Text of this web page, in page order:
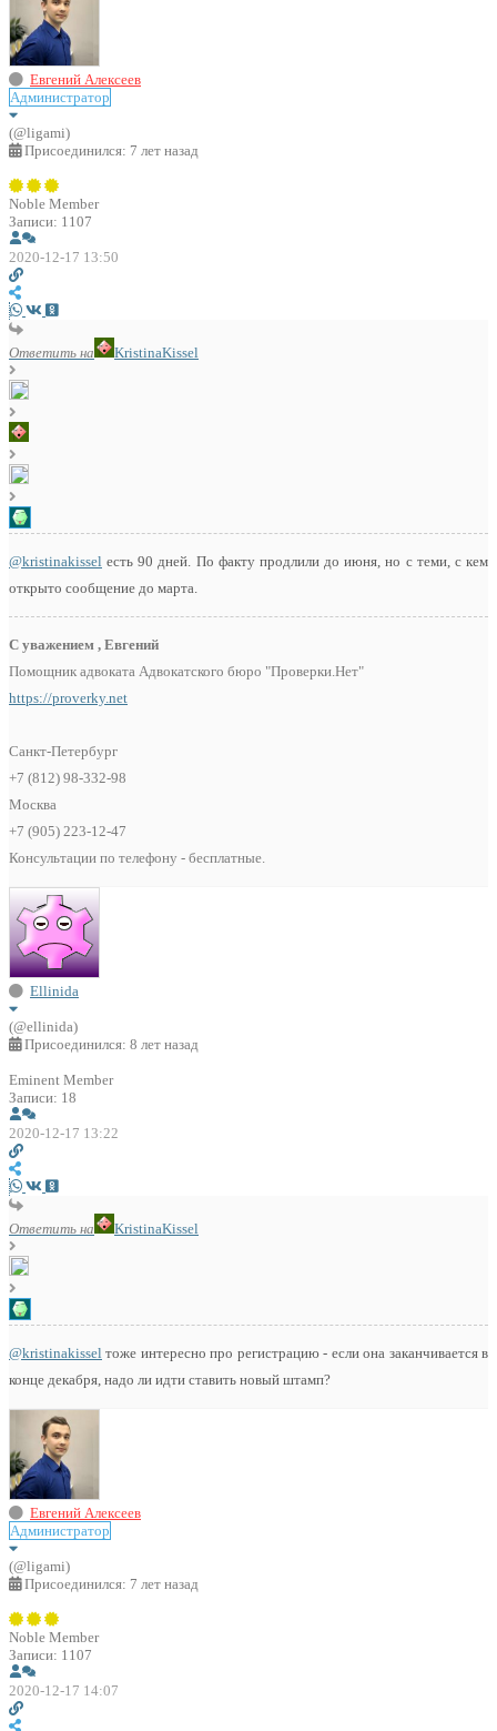
Евгений Алексеев
Администратор
(@ligami)
Присоединился: 7 лет назад
Noble Member
Записи: 1107
2020-12-17 13:50
Ответить на KristinaKissel
@kristinakissel есть 90 дней. По факту продлили до июня, но с теми, с кем
открыто сообщение до марта.
С уважением , Евгений
Помощник адвоката Адвокатского бюро "Проверки.Нет"
https://proverky.net
Санкт-Петербург
+7 (812) 98-332-98
Москва
+7 (905) 223-12-47
Консультации по телефону - бесплатные.
Ellinida
(@ellinida)
Присоединился: 8 лет назад
Eminent Member
Записи: 18
2020-12-17 13:22
Ответить на KristinaKissel
@kristinakissel тоже интересно про регистрацию - если она заканчивается в
конце декабря, надо ли идти ставить новый штамп?
Евгений Алексеев
Администратор
(@ligami)
Присоединился: 7 лет назад
Noble Member
Записи: 1107
2020-12-17 14:07